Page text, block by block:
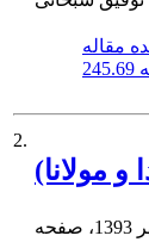
مقاله
2.
و مولانا)